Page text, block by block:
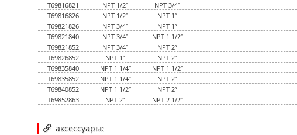
T69816821
NPT 1/2” NPT 3/4”
T69816826
NPT 1/2” NPT 1”
T69821826
NPT 3/4” NPT 1”
T69821840
NPT 3/4” NPT 1 1/2”
T69821852
NPT 3/4” NPT 2”
T69826852
NPT 1” NPT 2”
T69835840
NPT 1 1/4” NPT 1 1/2”
T69835852
NPT 1 1/4” NPT 2”
T69840852
NPT 1 1/2” NPT 2”
T69852863
NPT 2” NPT 2 1/2”
аксессуары: